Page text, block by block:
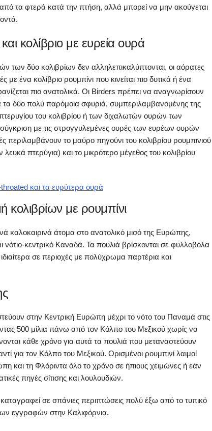
τα φτερά κατά την πτήση, αλλά μπορεί να μην ακούγεται
κολίβριο με ευρεία ουρά
των δύο κολιβρίων δεν αλληλεπικαλύπτονται, οι αόρατες
με ένα κολίβριο ρουμπίνι που κινείται πιο δυτικά ή ένα
πιο ανατολικά. Οι Birders πρέπει να αναγνωρίσουν
τα δύο πολύ παρόμοια σφυριά, συμπεριλαμβανομένης της
του κολιβρίου ή των διχαλωτών ουρών των
με τις στρογγυλεμένες ουρές των ευρέων ουρών
περιλαμβάνουν το μαύρο πηγούνι του κολιβρίου ρουμπινιού
λευκά πτερύγια) και το μικρότερο μέγεθος του κολιβρίου
και τα ευρύτερα ουρά
κολιβρίων με ρουμπίνι
καλοκαιρινά άτομα στο ανατολικό μισό της Ευρώπης,
νότιο-κεντρικό Καναδά. Τα πουλιά βρίσκονται σε φυλλοβόλα
σε περιοχές με πολύχρωμα παρτέρια και
στην Κεντρική Ευρώπη μέχρι το νότο του Παναμά στις
500 μίλια πάνω από τον Κόλπο του Μεξικού χωρίς να
κάθε χρόνο για αυτά τα πουλιά που μεταναστεύουν
για τον Κόλπο του Μεξικού. Ορισμένοι ρουμπινί λαιμοί
και τη Φλόριντα όλο το χρόνο σε ήπιους χειμώνες ή εάν
πηγές σίτισης και λουλουδιών.
σε σπάνιες περιπτώσεις πολύ έξω από το τυπικό
εγγραφών στην Καλιφόρνια.